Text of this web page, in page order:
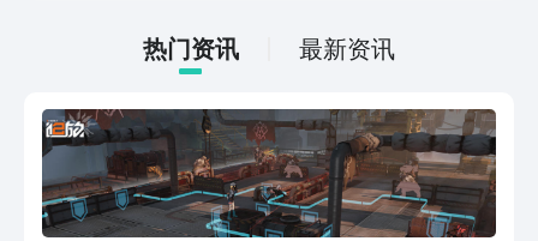
相信在大家看完小编的介绍之后，会更加
清楚这个问题。
热门资讯 最新资讯